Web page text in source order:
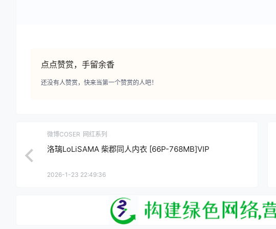
点点赞赏，手留余香
还没有人赞赏，快来当第一个赞赏的人吧！
微博COSER 网红系列
洛璃LoLiSAMA 柴郡同人内衣 [66P-768MB]VIP
2026-1-23 22:49:36